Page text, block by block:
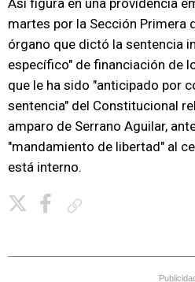
Así figura en una providencia
martes por la Sección Primera
órgano que dictó la sentencia
específico" de financiación de
que le ha sido "anticipado por
sentencia" del Constitucional
amparo de Serrano Aguilar,
"mandamiento de libertad" al
está interno.